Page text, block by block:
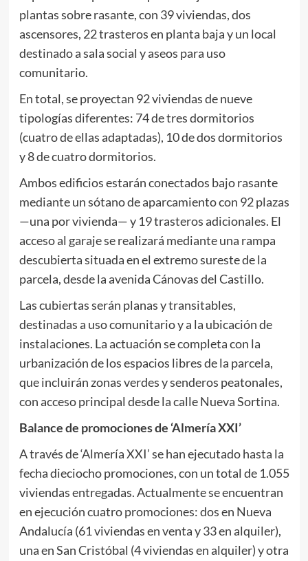
plantas sobre rasante, con 39 viviendas, dos
ascensores, 22 trasteros en planta baja y un local
destinado a sala social y aseos para uso
comunitario.
En total, se proyectan 92 viviendas de nueve
tipologías diferentes: 74 de tres dormitorios
(cuatro de ellas adaptadas), 10 de dos dormitorios
y 8 de cuatro dormitorios.
Ambos edificios estarán conectados bajo rasante
mediante un sótano de aparcamiento con 92 plazas
—una por vivienda— y 19 trasteros adicionales. El
acceso al garaje se realizará mediante una rampa
descubierta situada en el extremo sureste de la
parcela, desde la avenida Cánovas del Castillo.
Las cubiertas serán planas y transitables,
destinadas a uso comunitario y a la ubicación de
instalaciones. La actuación se completa con la
urbanización de los espacios libres de la parcela,
que incluirán zonas verdes y senderos peatonales,
con acceso principal desde la calle Nueva Sortina.
Balance de promociones de ‘Almería XXI’
A través de ‘Almería XXI’ se han ejecutado hasta la
fecha dieciocho promociones, con un total de 1.055
viviendas entregadas. Actualmente se encuentran
en ejecución cuatro promociones: dos en Nueva
Andalucía (61 viviendas en venta y 33 en alquiler),
una en San Cristóbal (4 viviendas en alquiler) y otra